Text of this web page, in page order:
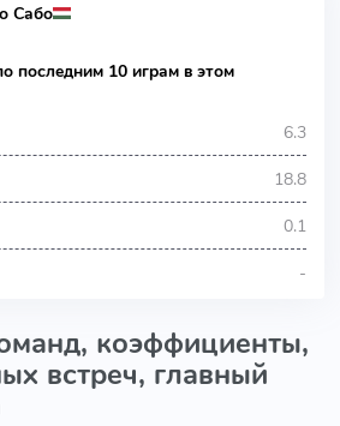
Сабо
последним 10 играм в этом
6.3
18.8
0.1
-
коэффициенты,
встреч, главный